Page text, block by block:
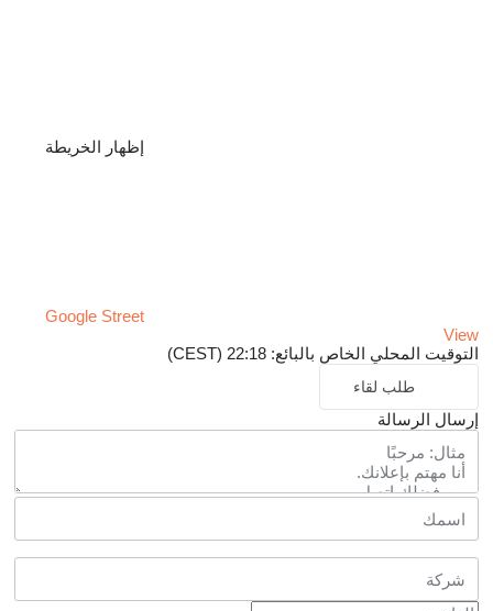
إظهار الخريطة
Google Street
View
التوقيت المحلي الخاص بالبائع: 22:18 (CEST)
طلب لقاء
إرسال الرسالة